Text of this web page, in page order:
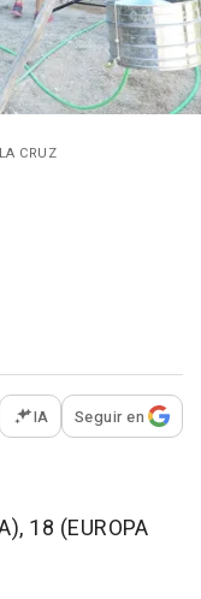
CRUZ
opciones para
IA Seguir en
18 (EUROPA